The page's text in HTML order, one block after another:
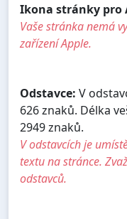
Ikona stránky pro
Vaše stránka nemá
zařízení Apple.
Odstavce: V
626 znaků. Délka
2949 znaků.
V odstavcích je
textu na stránce.
odstavců.